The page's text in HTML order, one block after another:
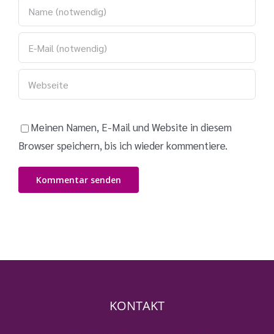
Meinen Namen, E-Mail und Website in diesem
Browser speichern, bis ich wieder kommentiere.
KONTAKT